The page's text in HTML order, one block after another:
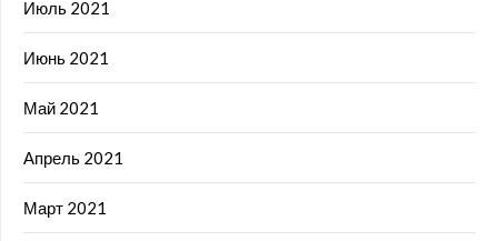
Июль 2021
Июнь 2021
Май 2021
Апрель 2021
Март 2021